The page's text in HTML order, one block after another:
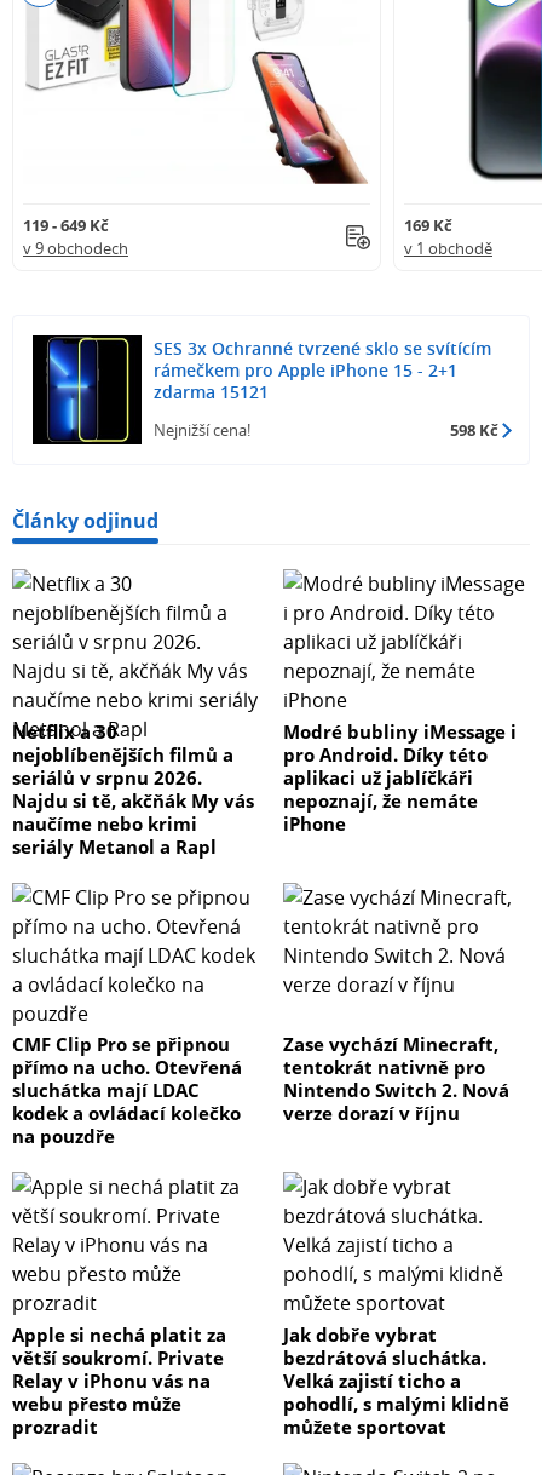
119 - 649 Kč
v 9 obchodech
169 Kč
v 1 obchodě
SES 3x Ochranné tvrzené sklo se svítícím
rámečkem pro Apple iPhone 15 - 2+1
zdarma 15121
Nejnižší cena! 598 Kč
Články odjinud
Netflix a 30
nejoblíbenějších filmů a
seriálů v srpnu 2026.
Najdu si tě, akčňák My vás
naučíme nebo krimi
seriály Metanol a Rapl
Modré bubliny iMessage i
pro Android. Díky této
aplikaci už jablíčkáři
nepoznají, že nemáte
iPhone
CMF Clip Pro se připnou
přímo na ucho. Otevřená
sluchátka mají LDAC
kodek a ovládací kolečko
na pouzdře
Zase vychází Minecraft,
tentokrát nativně pro
Nintendo Switch 2. Nová
verze dorazí v říjnu
Apple si nechá platit za
větší soukromí. Private
Relay v iPhonu vás na
webu přesto může
prozradit
Jak dobře vybrat
bezdrátová sluchátka.
Velká zajistí ticho a
pohodlí, s malými klidně
můžete sportovat